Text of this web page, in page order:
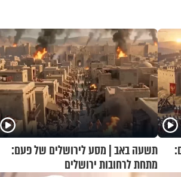
תשעה באב | מסע לירושלים של פעם:
מתחת לרחובות ירושלים